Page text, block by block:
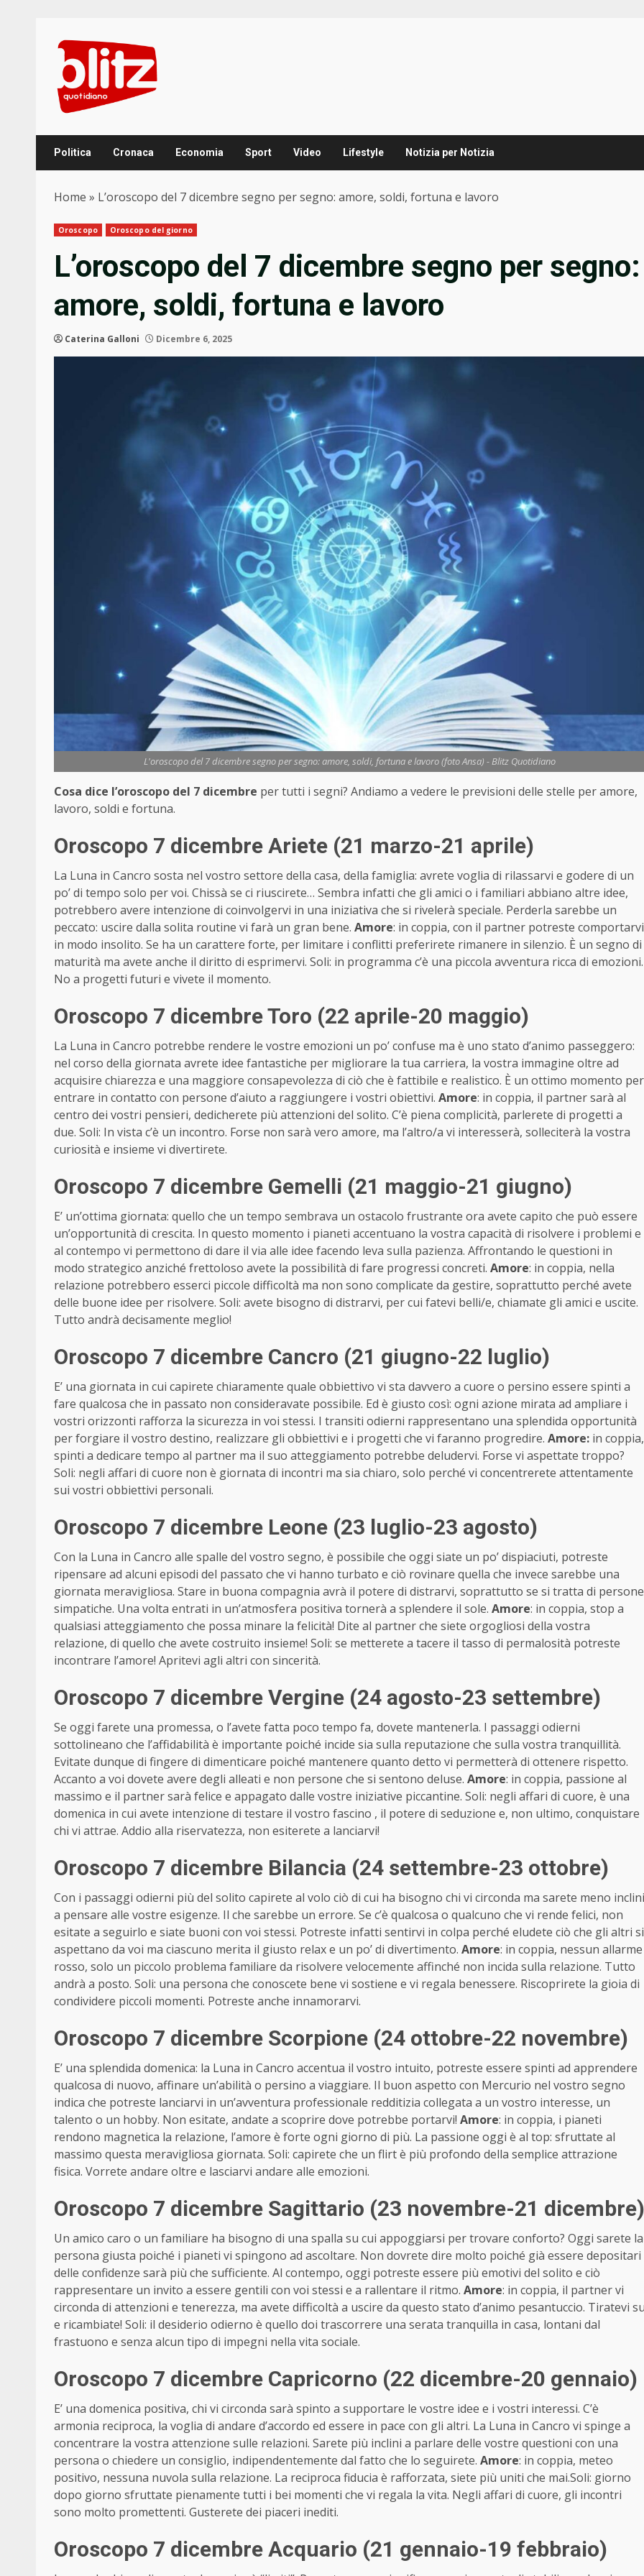
content
Politica Cronaca Economia Sport Video Lifestyle Notizia per Notizia
Home » L’oroscopo del 7 dicembre segno per segno: amore, soldi, fortuna e lavoro
Oroscopo Oroscopo del giorno
L’oroscopo del 7 dicembre segno per segno:
amore, soldi, fortuna e lavoro
Caterina Galloni Dicembre 6, 2025
L'oroscopo del 7 dicembre segno per segno: amore, soldi, fortuna e lavoro (foto Ansa) - Blitz Quotidiano
Cosa dice l’oroscopo del 7 dicembre per tutti i segni? Andiamo a vedere le previsioni delle stelle per amore,
lavoro, soldi e fortuna.
Oroscopo 7 dicembre Ariete (21 marzo-21 aprile)
La Luna in Cancro sosta nel vostro settore della casa, della famiglia: avrete voglia di rilassarvi e godere di un
po’ di tempo solo per voi. Chissà se ci riuscirete… Sembra infatti che gli amici o i familiari abbiano altre idee,
potrebbero avere intenzione di coinvolgervi in una iniziativa che si rivelerà speciale. Perderla sarebbe un
peccato: uscire dalla solita routine vi farà un gran bene. Amore: in coppia, con il partner potreste comportarvi
in modo insolito. Se ha un carattere forte, per limitare i conflitti preferirete rimanere in silenzio. È un segno di
maturità ma avete anche il diritto di esprimervi. Soli: in programma c’è una piccola avventura ricca di emozioni.
No a progetti futuri e vivete il momento.
Oroscopo 7 dicembre Toro (22 aprile-20 maggio)
La Luna in Cancro potrebbe rendere le vostre emozioni un po’ confuse ma è uno stato d’animo passeggero:
nel corso della giornata avrete idee fantastiche per migliorare la tua carriera, la vostra immagine oltre ad
acquisire chiarezza e una maggiore consapevolezza di ciò che è fattibile e realistico. È un ottimo momento per
entrare in contatto con persone d’aiuto a raggiungere i vostri obiettivi. Amore: in coppia, il partner sarà al
centro dei vostri pensieri, dedicherete più attenzioni del solito. C’è piena complicità, parlerete di progetti a
due. Soli: In vista c’è un incontro. Forse non sarà vero amore, ma l’altro/a vi interesserà, solleciterà la vostra
curiosità e insieme vi divertirete.
Oroscopo 7 dicembre Gemelli (21 maggio-21 giugno)
E’ un’ottima giornata: quello che un tempo sembrava un ostacolo frustrante ora avete capito che può essere
un’opportunità di crescita. In questo momento i pianeti accentuano la vostra capacità di risolvere i problemi e
al contempo vi permettono di dare il via alle idee facendo leva sulla pazienza. Affrontando le questioni in
modo strategico anziché frettoloso avete la possibilità di fare progressi concreti. Amore: in coppia, nella
relazione potrebbero esserci piccole difficoltà ma non sono complicate da gestire, soprattutto perché avete
delle buone idee per risolvere. Soli: avete bisogno di distrarvi, per cui fatevi belli/e, chiamate gli amici e uscite.
Tutto andrà decisamente meglio!
Oroscopo 7 dicembre Cancro (21 giugno-22 luglio)
E’ una giornata in cui capirete chiaramente quale obbiettivo vi sta davvero a cuore o persino essere spinti a
fare qualcosa che in passato non consideravate possibile. Ed è giusto così: ogni azione mirata ad ampliare i
vostri orizzonti rafforza la sicurezza in voi stessi. I transiti odierni rappresentano una splendida opportunità
per forgiare il vostro destino, realizzare gli obbiettivi e i progetti che vi faranno progredire. Amore: in coppia,
spinti a dedicare tempo al partner ma il suo atteggiamento potrebbe deludervi. Forse vi aspettate troppo?
Soli: negli affari di cuore non è giornata di incontri ma sia chiaro, solo perché vi concentrerete attentamente
sui vostri obbiettivi personali.
Oroscopo 7 dicembre Leone (23 luglio-23 agosto)
Con la Luna in Cancro alle spalle del vostro segno, è possibile che oggi siate un po’ dispiaciuti, potreste
ripensare ad alcuni episodi del passato che vi hanno turbato e ciò rovinare quella che invece sarebbe una
giornata meravigliosa. Stare in buona compagnia avrà il potere di distrarvi, soprattutto se si tratta di persone
simpatiche. Una volta entrati in un’atmosfera positiva tornerà a splendere il sole. Amore: in coppia, stop a
qualsiasi atteggiamento che possa minare la felicità! Dite al partner che siete orgogliosi della vostra
relazione, di quello che avete costruito insieme! Soli: se metterete a tacere il tasso di permalosità potreste
incontrare l’amore! Apritevi agli altri con sincerità.
Oroscopo 7 dicembre Vergine (24 agosto-23 settembre)
Se oggi farete una promessa, o l’avete fatta poco tempo fa, dovete mantenerla. I passaggi odierni
sottolineano che l’affidabilità è importante poiché incide sia sulla reputazione che sulla vostra tranquillità.
Evitate dunque di fingere di dimenticare poiché mantenere quanto detto vi permetterà di ottenere rispetto.
Accanto a voi dovete avere degli alleati e non persone che si sentono deluse. Amore: in coppia, passione al
massimo e il partner sarà felice e appagato dalle vostre iniziative piccantine. Soli: negli affari di cuore, è una
domenica in cui avete intenzione di testare il vostro fascino , il potere di seduzione e, non ultimo, conquistare
chi vi attrae. Addio alla riservatezza, non esiterete a lanciarvi!
Oroscopo 7 dicembre Bilancia (24 settembre-23 ottobre)
Con i passaggi odierni più del solito capirete al volo ciò di cui ha bisogno chi vi circonda ma sarete meno inclini
a pensare alle vostre esigenze. Il che sarebbe un errore. Se c’è qualcosa o qualcuno che vi rende felici, non
esitate a seguirlo e siate buoni con voi stessi. Potreste infatti sentirvi in colpa perché eludete ciò che gli altri si
aspettano da voi ma ciascuno merita il giusto relax e un po’ di divertimento. Amore: in coppia, nessun allarme
rosso, solo un piccolo problema familiare da risolvere velocemente affinché non incida sulla relazione. Tutto
andrà a posto. Soli: una persona che conoscete bene vi sostiene e vi regala benessere. Riscoprirete la gioia di
condividere piccoli momenti. Potreste anche innamorarvi.
Oroscopo 7 dicembre Scorpione (24 ottobre-22 novembre)
E’ una splendida domenica: la Luna in Cancro accentua il vostro intuito, potreste essere spinti ad apprendere
qualcosa di nuovo, affinare un’abilità o persino a viaggiare. Il buon aspetto con Mercurio nel vostro segno
indica che potreste lanciarvi in un’avventura professionale redditizia collegata a un vostro interesse, un
talento o un hobby. Non esitate, andate a scoprire dove potrebbe portarvi! Amore: in coppia, i pianeti
rendono magnetica la relazione, l’amore è forte ogni giorno di più. La passione oggi è al top: sfruttate al
massimo questa meravigliosa giornata. Soli: capirete che un flirt è più profondo della semplice attrazione
fisica. Vorrete andare oltre e lasciarvi andare alle emozioni.
Oroscopo 7 dicembre Sagittario (23 novembre-21 dicembre)
Un amico caro o un familiare ha bisogno di una spalla su cui appoggiarsi per trovare conforto? Oggi sarete la
persona giusta poiché i pianeti vi spingono ad ascoltare. Non dovrete dire molto poiché già essere depositari
delle confidenze sarà più che sufficiente. Al contempo, oggi potreste essere più emotivi del solito e ciò
rappresentare un invito a essere gentili con voi stessi e a rallentare il ritmo. Amore: in coppia, il partner vi
circonda di attenzioni e tenerezza, ma avete difficoltà a uscire da questo stato d’animo pesantuccio. Tiratevi
e ricambiate! Soli: il desiderio odierno è quello doi trascorrere una serata tranquilla in casa, lontani dal
frastuono e senza alcun tipo di impegni nella vita sociale.
Oroscopo 7 dicembre Capricorno (22 dicembre-20 gennaio)
E’ una domenica positiva, chi vi circonda sarà spinto a supportare le vostre idee e i vostri interessi. C’è
armonia reciproca, la voglia di andare d’accordo ed essere in pace con gli altri. La Luna in Cancro vi spinge a
concentrare la vostra attenzione sulle relazioni. Sarete più inclini a parlare delle vostre questioni con una
persona o chiedere un consiglio, indipendentemente dal fatto che lo seguirete. Amore: in coppia, meteo
positivo, nessuna nuvola sulla relazione. La reciproca fiducia è rafforzata, siete più uniti che mai.Soli: giorno
dopo giorno sfruttate pienamente tutti i bei momenti che vi regala la vita. Negli affari di cuore, gli incontri
sono molto promettenti. Gusterete dei piaceri inediti.
Oroscopo 7 dicembre Acquario (21 gennaio-19 febbraio)